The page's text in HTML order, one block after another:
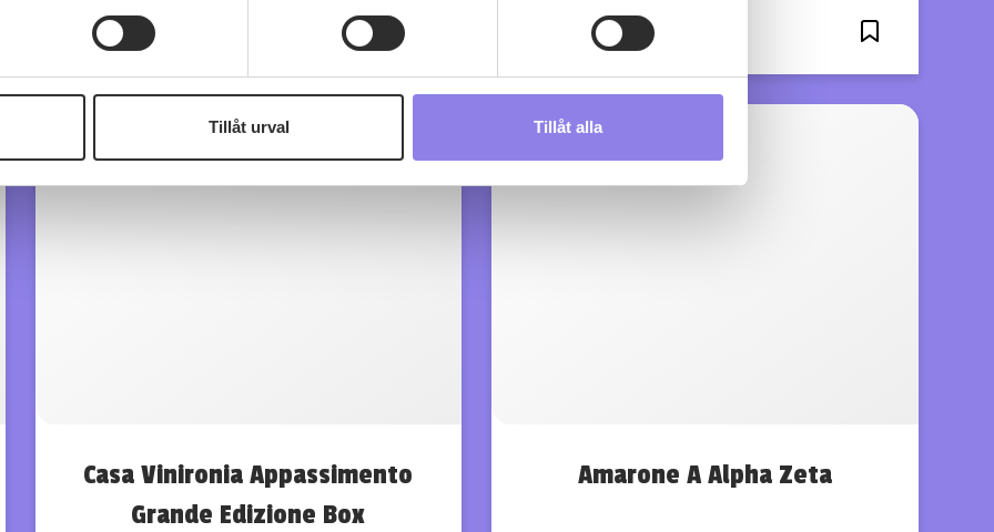
när som helst från cookie-förklaringen.
intygar du att du är 25 år eller äldre.
och analysföretag som vi samarbetar med. Dessa kan i sin tur kombinera informationen
har tillhandahållit eller som de har samlat in när du har använt deras tjänster.
Tillåt urval Tillåt alla
0 0
Casa Vinironia Appassimento
Grande Edizione Box
Amarone A Alpha Zeta